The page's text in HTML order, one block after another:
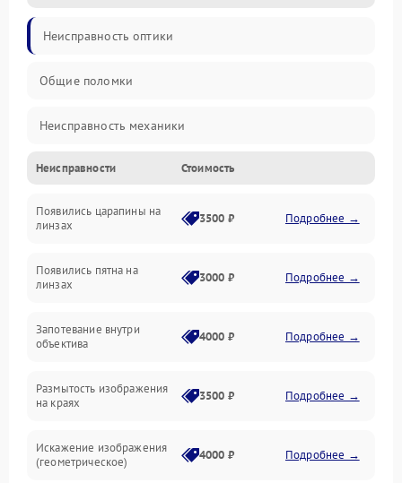
Неисправность оптики
Общие поломки
Неисправность механики
Неисправность электроники (если объектив с мотором/
Прочие неисправности
Неисправности Стоимость
Появились царапины на
линзах
3500 ₽ Подробнее →
Появились пятна на
линзах
3000 ₽ Подробнее →
Запотевание внутри
объектива
4000 ₽ Подробнее →
Размытость изображения
на краях
3500 ₽ Подробнее →
Искажение изображения
(геометрическое)
4000 ₽ Подробнее →